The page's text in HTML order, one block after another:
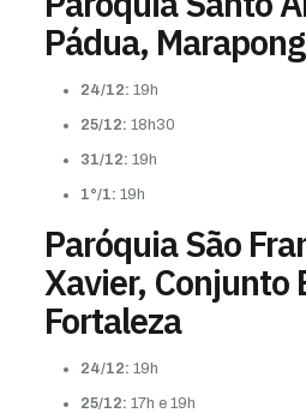
Pádua,
24/12: 19h
25/12: 18h30
31/12: 19h
1°/1: 19h
Paróquia São
Xavier, Conjunto
Fortaleza
24/12: 19h
25/12: 17h e 19h